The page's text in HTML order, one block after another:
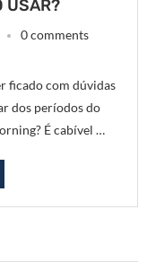
USAR?
0 comments
ficado com dúvidas
dos períodos do
É cabível …